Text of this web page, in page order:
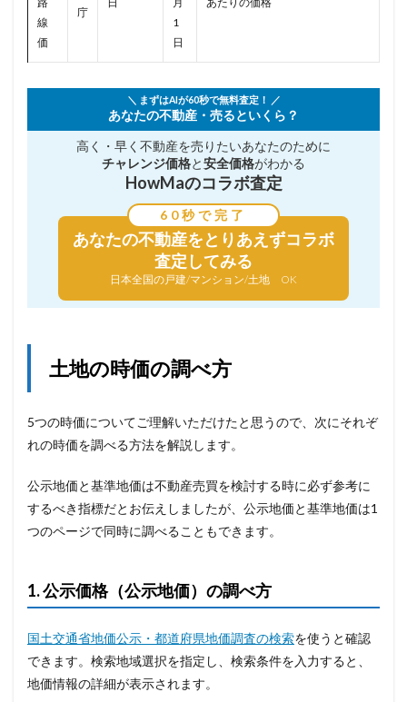
線
価
庁
1
日
＼ まずはAIが60秒で無料査定！ ／
あなたの不動産・売るといくら？
高く・早く不動産を売りたいあなたのために
チャレンジ価格と安全価格がわかる
HowMaのコラボ査定
60秒で完了
あなたの不動産をとりあえずコラボ
査定してみる
日本全国の戸建/マンション/土地 OK
土地の時価の調べ方
5つの時価についてご理解いただけたと思うので、次にそれぞ
れの時価を調べる方法を解説します。
公示地価と基準地価は不動産売買を検討する時に必ず参考に
するべき指標だとお伝えしましたが、公示地価と基準地価は1
つのページで同時に調べることもできます。
1. 公示価格（公示地価）の調べ方
国土交通省地価公示・都道府県地価調査の検索を使うと確認
できます。検索地域選択を指定し、検索条件を入力すると、
地価情報の詳細が表示されます。